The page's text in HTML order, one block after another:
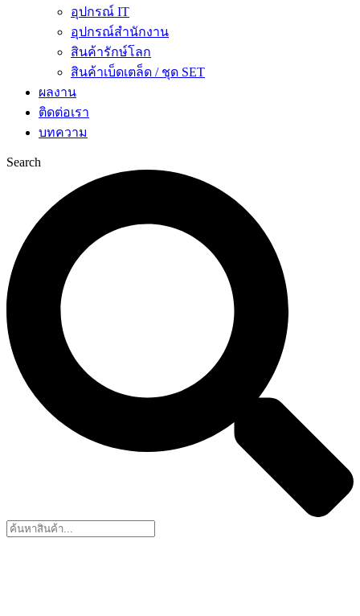
อุปกรณ์ IT
อุปกรณ์สำนักงาน
สินค้ารักษ์โลก
สินค้าเบ็ดเตล็ด / ชุด SET
ผลงาน
ติดต่อเรา
บทความ
Search